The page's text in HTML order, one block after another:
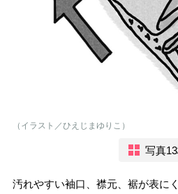
（イラスト／ひえじまゆりこ）
写真
汚れやすい袖口、襟元、裾が表に